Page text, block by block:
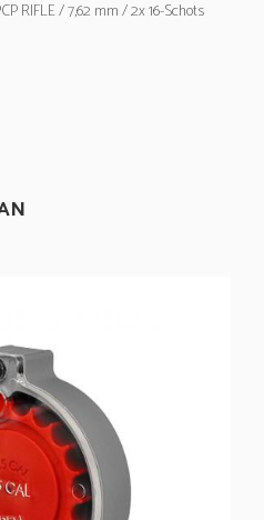
RIFLE / 7,62 mm / 2x 16-Schots